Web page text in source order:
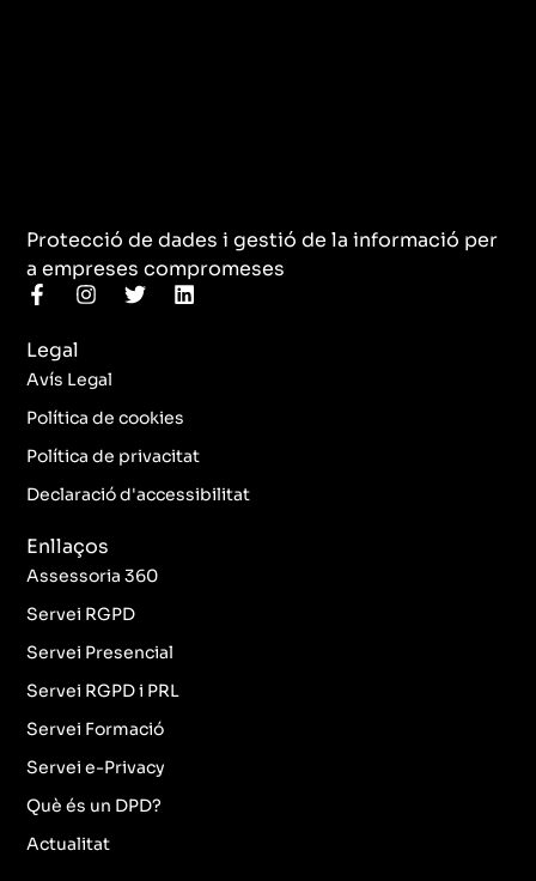
Protecció de dades i gestió de la informació per
a empreses compromeses
F
a
e
b
o
k
-
f
I
n
a
r
m
T
w
r
L
i
i
n
Enllaços
Assessoria 360
Servei RGPD
Servei Presencial
Servei RGPD i PRL
Servei Formació
Servei e-Privacy
Què és un DPD?
Actualitat
Legal
Avís Legal
Política de cookies
Política de privacitat
Declaració d'accessibilitat